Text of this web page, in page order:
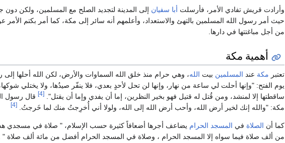
وأرادت قريش تفادي الأمر، فأرسلت أبا سفيان إلى المدينة لتجديد الصلح مع المسلمين، ولكن دون
حيث أمر رسول الله المسلمين بالتهئ والاستعداد، وأعلمهم أنه سائر إلى مكة، كما أمر بكتم
من أجل مباغتتها في دارها.
أهمية مكة
تعتبر مكة عند المسلمين بيت الله، وهي حرام منذ خلق الله السماوات والأرض، لكن الله أحلها إلى
يوم الفتح: "وإنها أحلت لي ساعة من نهار، وإنها لن تحل لأحدٍ بعدي، فلا ينفّر صيدُها، ولا يختلي
ساقطتها إلا لمنشد، ومن قُتل له قتيل فهو بخير النظرين، إما أن يفدي وإما أن يقتل".
[4]
قال رسول
مكة: "والله إنك لخير أرض الله، وأحب أرض الله إلى الله، ولولا أني أُخرِجتُ منك لما خَرجتُ.
[4]
كما أن الصلاة في المسجد الحرام يضاعف أجرها أضعافاً كثيرة حسب الإسلام، " صلاة في مسجدي
من ألف صلاة فيما سواه إلا المسجد الحرام ، وصلاة في المسجد الحرام أفضل من مائة ألف صلاة " .